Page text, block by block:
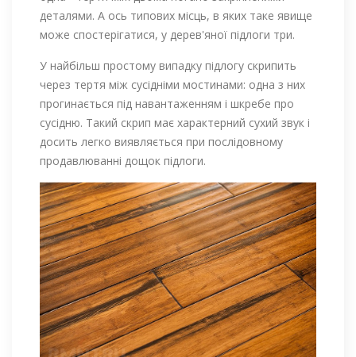
деталями. А ось типових місць, в яких таке явище
може спостерігатися, у дерев'яної підлоги три.
У найбільш простому випадку підлогу скрипить
через тертя між сусідніми мостинами: одна з них
прогинається під навантаженням і шкребе про
сусідню. Такий скрип має характерний сухий звук і
досить легко виявляється при послідовному
продавлюванні дощок підлоги.